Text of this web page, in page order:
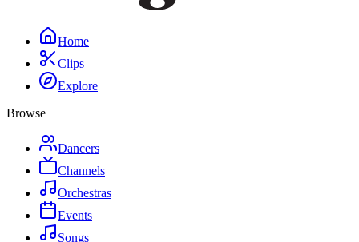
Home
Clips
Explore
Browse
Dancers
Channels
Orchestras
Events
Songs